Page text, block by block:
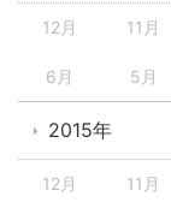
12月 11月
6月 5月
2015年
12月 11月